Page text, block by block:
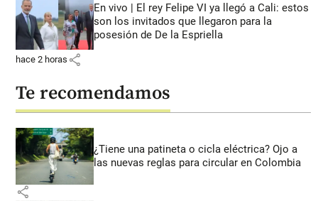
En vivo | El rey Felipe VI ya llegó a Cali: estos
son los invitados que llegaron para la
posesión de De la Espriella
hace 2 horas share
Te recomendamos
¿Tiene una patineta o cicla eléctrica? Ojo a
las nuevas reglas para circular en Colombia
share